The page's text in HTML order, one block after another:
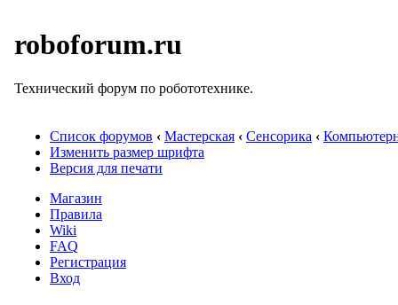
roboforum.ru
Технический форум по робототехнике.
Список форумов ‹ Мастерская ‹ Сенсорика ‹
Изменить размер шрифта
Версия для печати
Магазин
Правила
Wiki
FAQ
Регистрация
Вход